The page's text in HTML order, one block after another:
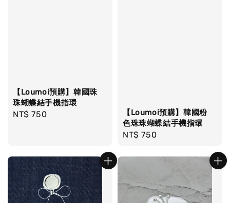
【Loumoi預購】韓國珠
珠蝴蝶結手機指環
Regular
NT$ 750
【Loumoi預購】韓國粉
色珠珠蝴蝶結手機指環
Regular
NT$ 750